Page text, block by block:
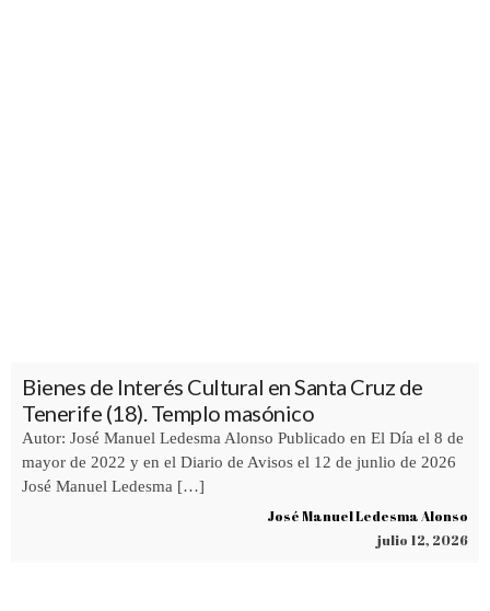
Bienes de Interés Cultural en Santa Cruz de
Tenerife (18). Templo masónico
Autor: José Manuel Ledesma Alonso Publicado en El Día el 8 de
mayor de 2022 y en el Diario de Avisos el 12 de junlio de 2026
José Manuel Ledesma […]
José Manuel Ledesma Alonso
julio 12, 2026